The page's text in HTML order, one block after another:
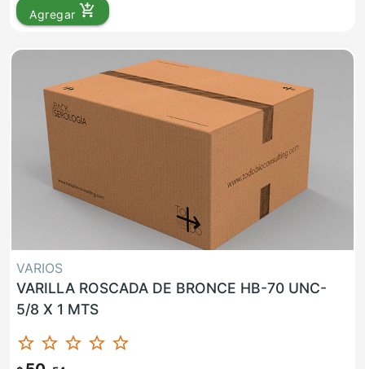
Agregar add_shopping_cart
VARIOS
VARILLA ROSCADA DE BRONCE HB-70 UNC-
5/8 X 1 MTS
star_border star_border star_border star_border star_border